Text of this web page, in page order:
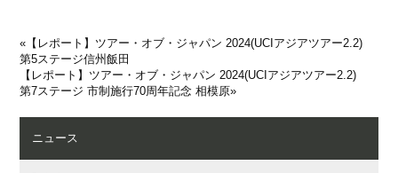
« 【レポート】ツアー・オブ・ジャパン 2024(UCIアジアツアー2.2)
第5ステージ信州飯田
【レポート】ツアー・オブ・ジャパン 2024(UCIアジアツアー2.2)
第7ステージ 市制施行70周年記念 相模原»
ニュース